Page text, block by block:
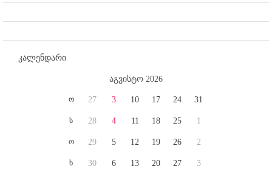
კალენდარი
აგვისტო 2026
ო
ს
ო
ხ
27
28
29
30
3
4
5
6
10
11
12
13
17
18
19
20
24
25
26
27
31
1
2
3